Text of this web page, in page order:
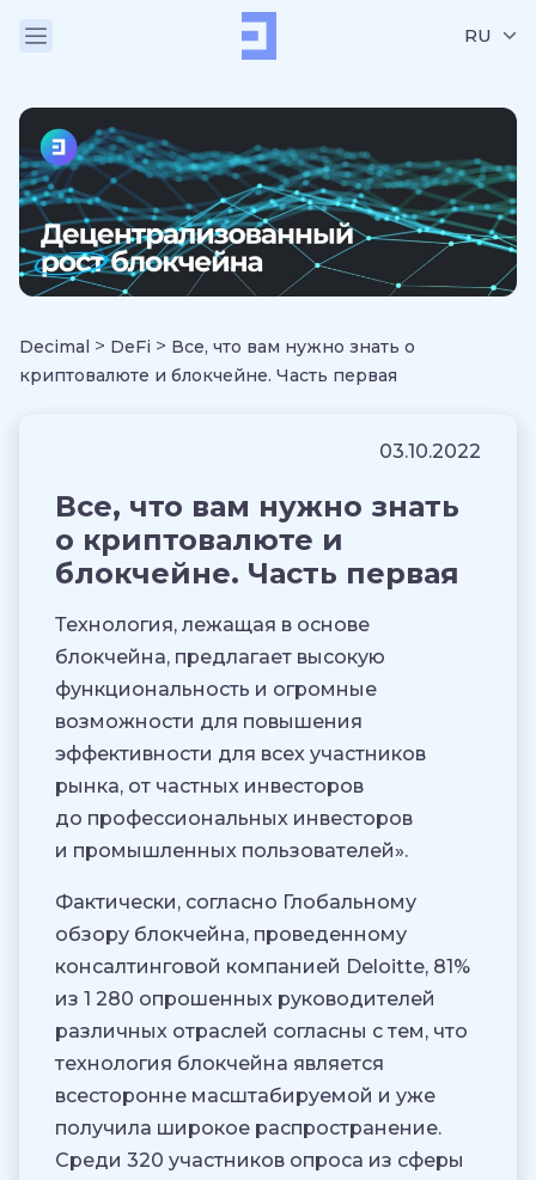
RU
Decimal > DeFi > Все, что вам нужно знать о
криптовалюте и блокчейне. Часть первая
03.10.2022
Все, что вам нужно знать
о криптовалюте и
блокчейне. Часть первая
Технология, лежащая в основе
блокчейна, предлагает высокую
функциональность и огромные
возможности для повышения
эффективности для всех участников
рынка, от частных инвесторов
до профессиональных инвесторов
и промышленных пользователей».
Фактически, согласно Глобальному
обзору блокчейна, проведенному
консалтинговой компанией Deloitte, 81%
из 1 280 опрошенных руководителей
различных отраслей согласны с тем, что
технология блокчейна является
всесторонне масштабируемой и уже
получила широкое распространение.
Среди 320 участников опроса из сферы